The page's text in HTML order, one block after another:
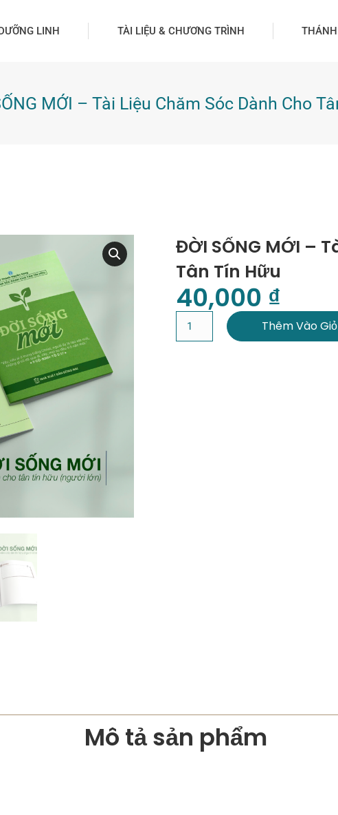
LINH TÀI LIỆU & CHƯƠNG TRÌNH
MỚI – Tài Liệu Chăm Sóc Dành Cho
ĐỜI SỐNG MỚI –
Tân Tín Hữu
40,000 ₫
Thêm Vào
Mô tả sản phẩm